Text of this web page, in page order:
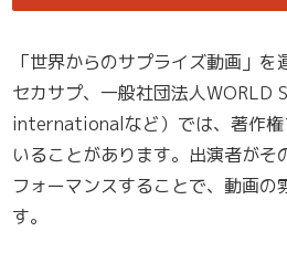
「世界からのサプライズ動画」を
セカサプ、一般社団法人WORLD
internationalなど）では、著作権
いることがあります。出演者がそ
フォーマンスすることで、動画の
す。